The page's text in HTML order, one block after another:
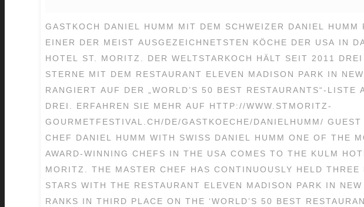
GASTKOCH DANIEL HUMM MIT DEM SCHWEIZER DANIEL HUMM
EINER DER MEIST AUSGEZEICHNETSTEN KÖCHE DER USA IN
HOTEL ST. MORITZ. DER WELTSTARKOCH HÄLT SEIT 2011
STERNE MIT DEM RESTAURANT ELEVEN MADISON PARK IN
RANGIERT AUF DER „WORLD’S 50 BEST RESTAURANTS“-LISTE
DREI. ERFAHREN SIE MEHR AUF HTTP://WWW.STMORITZ-
GOURMETFESTIVAL.CH/DE/GASTKOECHE/DANIELHUMM/ GUEST
CHEF DANIEL HUMM WITH SWISS DANIEL HUMM ONE OF THE
AWARD-WINNING CHEFS IN THE USA COMES TO THE KULM
MORITZ. THE MASTER CHEF HAS CONTINUOUSLY HELD THREE
STARS WITH THE RESTAURANT ELEVEN MADISON PARK IN
RANKS IN THIRD PLACE ON THE ‘WORLD’S 50 BEST